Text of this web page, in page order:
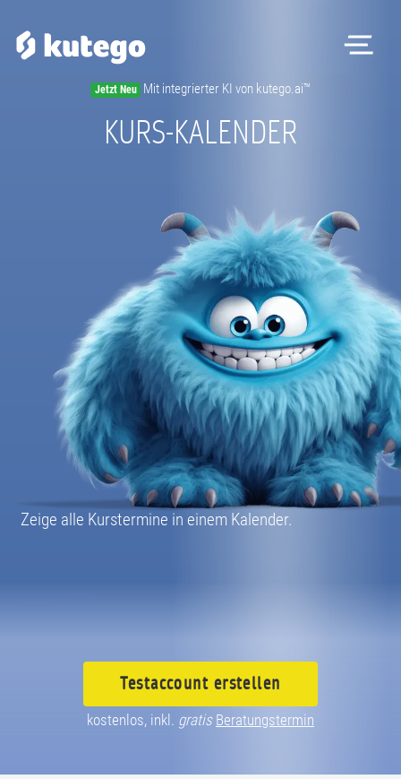
Jetzt Neu Mit integrierter KI von kutego.ai™
KURS-KALENDER
Zeige alle Kurstermine in einem Kalender.
Testaccount erstellen
kostenlos, inkl. gratis Beratungstermin
Software
Hardware
Kontakt
Magazin
Registrieren
Beratungstermin
08004003055